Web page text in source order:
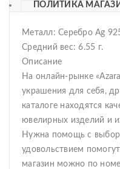
ПОЛИТИКА
Металл: Серебро Ag
Средний вес: 6.55 г.
Описание
На онлайн-рынке
украшения для себя,
каталоге находятся
ювелирных изделий и
Нужна помощь с
удовольствием
магазин можно по